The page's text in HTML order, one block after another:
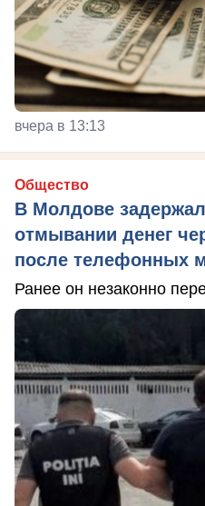
вчера в 13:13
Общество
В Молдове
отмывании денег
после телефонных
Ранее он незаконно